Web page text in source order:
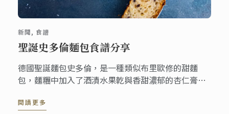
新聞, 食譜
聖誕史多倫麵包食譜分享
德國聖誕麵包史多倫，是一種類似布里歐修的甜麵
包，麵糰中加入了酒漬水果亁與香甜濃郁的杏仁膏內
食譜一份可做出兩個，無論是聚會或當成禮物來送都
閱讀更多